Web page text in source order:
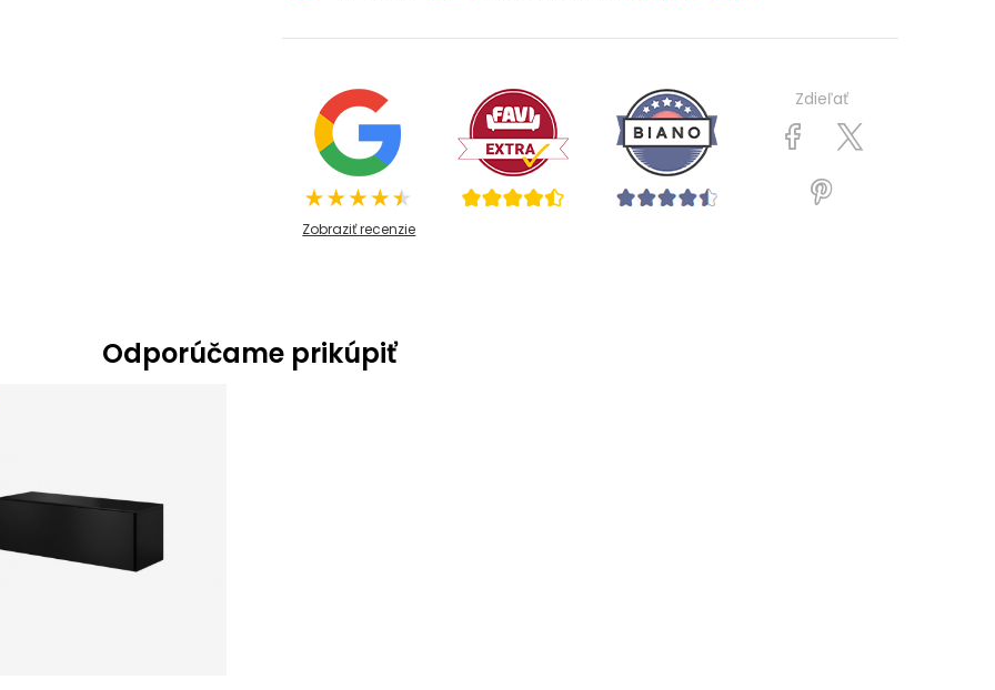
Zobraziť recenzie
Zdieľať
Odporúčame prikúpiť